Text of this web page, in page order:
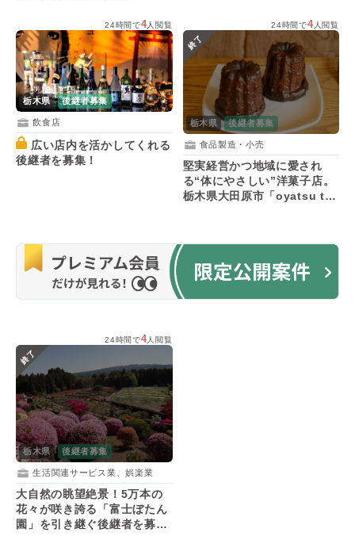
24時間で4人閲覧
栃木県 後継者募集
飲食店
後継者を募集！
24時間で4人閲覧
終了
栃木県 後継者募集
食品製造・小売
堅実経営かつ地域に愛され
る“体にやさしい”洋菓子店。
栃木県大田原市「oyatsu to
24時間で4人閲覧
終了
栃木県 後継者募集
生活関連サービス業、娯楽業
大自然の眺望絶景！5万本の
花々が咲き誇る「富士ぼたん
園」を引き継ぐ後継者を募